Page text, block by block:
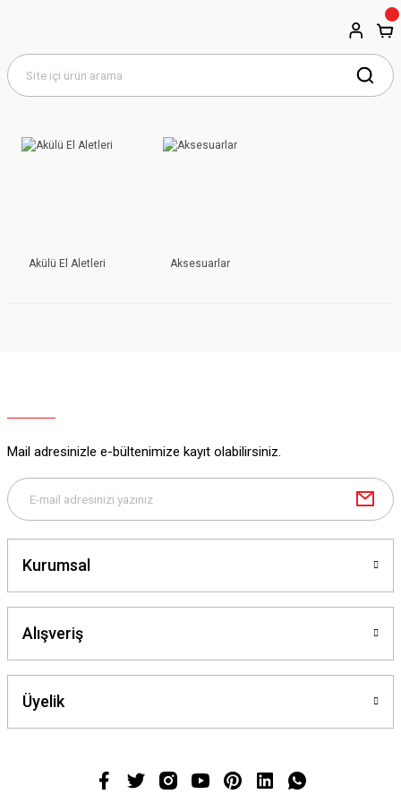
Akülü El Aletleri Aksesuarlar
Mail adresinizle e-bültenimize kayıt olabilirsiniz.
Kurumsal
Alışveriş
Üyelik